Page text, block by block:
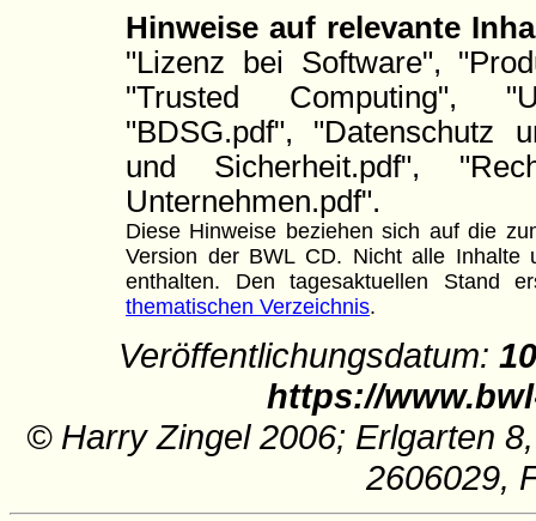
Hinweise auf relevante
"Lizenz bei Software",
"Trusted Computing",
"BDSG.pdf", "Datenschutz
und Sicherheit.pdf",
Unternehmen.pdf".
Diese Hinweise beziehen sich auf die
Version der BWL CD. Nicht alle Inhalte
enthalten. Den tagesaktuellen Stand
thematischen Verzeichnis.
Veröffentlichungsdatum:
https://
© Harry Zingel 2006; Erlgarten
2606029,